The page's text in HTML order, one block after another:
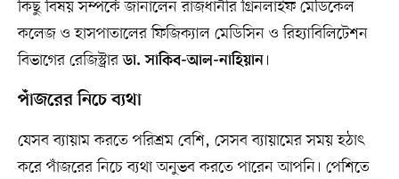
কিছু বিষয় সম্পর্কে জানালেন রাজধানীর গ্রিনলাইফ মেডিকেল
কলেজ ও হাসপাতালের ফিজিক্যাল মেডিসিন ও রিহ্যাবিলিটেশন
বিভাগের রেজিস্ট্রারডা. সাকিব-আল-নাহিয়ান।
পাঁজরের নিচে ব্যথা
যেসব ব্যায়াম করতে পরিশ্রম বেশি, সেসব ব্যায়ামের সময় হঠাৎ
করে পাঁজরের নিচে ব্যথা অনুভব করতে পারেন আপনি। পেশিতে